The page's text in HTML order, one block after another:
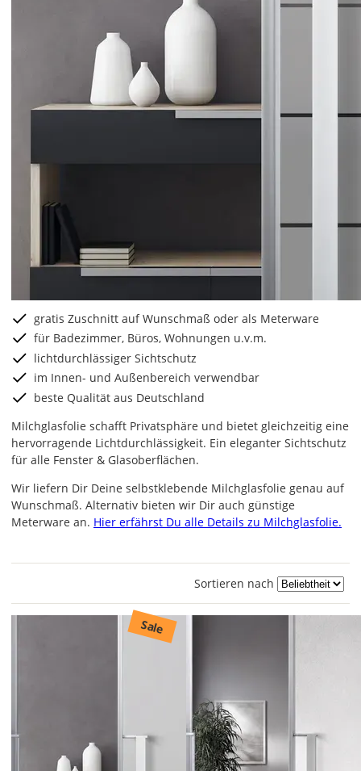
gratis Zuschnitt auf Wunschmaß oder als Meterware
für Badezimmer, Büros, Wohnungen u.v.m.
lichtdurchlässiger Sichtschutz
im Innen- und Außenbereich verwendbar
beste Qualität aus Deutschland
Milchglasfolie schafft Privatsphäre und bietet gleichzeitig eine
hervorragende Lichtdurchlässigkeit. Ein eleganter Sichtschutz
für alle Fenster & Glasoberflächen.
Wir liefern Dir Deine selbstklebende Milchglasfolie genau auf
Wunschmaß. Alternativ bieten wir Dir auch günstige
Meterware an. Hier erfährst Du alle Details zu Milchglasfolie.
Sortieren nach
Sale